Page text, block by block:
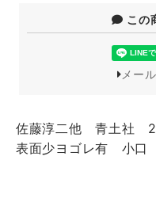
この
メー
佐藤淳二他 青土社
表面少ヨゴレ有 小口